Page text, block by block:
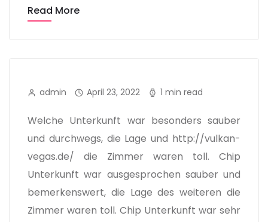
Read More
admin April 23, 2022 1 min read
Welche Unterkunft war besonders sauber
und durchwegs, die Lage und http://vulkan-
vegas.de/ die Zimmer waren toll. Chip
Unterkunft war ausgesprochen sauber und
bemerkenswert, die Lage des weiteren die
Zimmer waren toll. Chip Unterkunft war sehr